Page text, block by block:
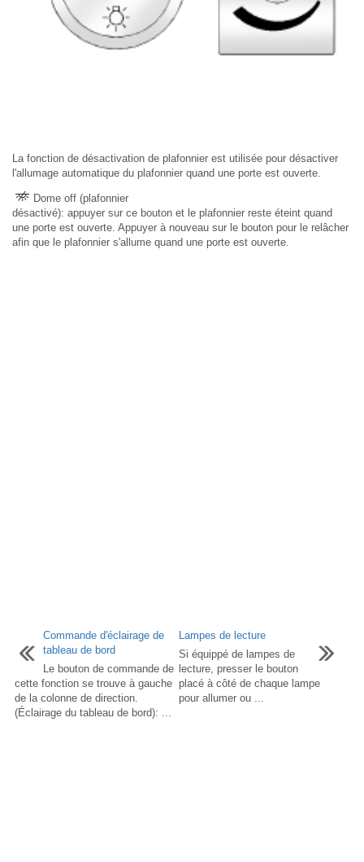
La fonction de désactivation de plafonnier est utilisée pour désactiver
l'allumage automatique du plafonnier quand une porte est ouverte.
Dome off (plafonnier
désactivé): appuyer sur ce bouton et le plafonnier reste éteint quand
une porte est ouverte. Appuyer à nouveau sur le bouton pour le relâcher
afin que le plafonnier s'allume quand une porte est ouverte.
Commande d'éclairage de
tableau de bord
Le bouton de commande de
cette fonction se trouve à gauche
de la colonne de direction.
(Éclairage du tableau de bord): ...
Lampes de lecture
Si équippé de lampes de
lecture, presser le bouton
placé à côté de chaque lampe
pour allumer ou ...